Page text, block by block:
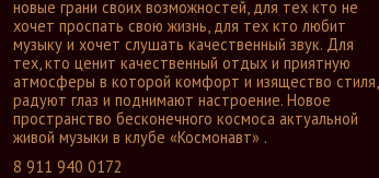
новые грани своих возможностей, для тех кто не
хочет проспать свою жизнь, для тех кто любит
музыку и хочет слушать качественный звук. Для
тех, кто ценит качественный отдых и приятную
атмосферы в которой комфорт и изящество стиля,
радуют глаз и поднимают настроение. Новое
пространство бесконечного космоса актуальной
живой музыки в клубе «Космонавт» .
8 911 940 0172